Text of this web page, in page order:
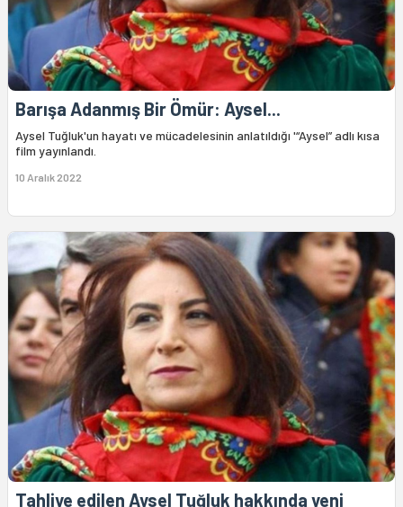
Barışa Adanmış Bir Ömür: Aysel...
Aysel Tuğluk'un hayatı ve mücadelesinin anlatıldığı '“Aysel” adlı kısa
film yayınlandı.
10 Aralık 2022
Tahliye edilen Aysel Tuğluk hakkında yeni